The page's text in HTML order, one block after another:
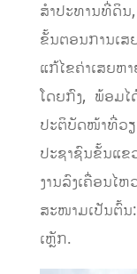
ສໍາປະທານທີ່ດິນ,
ຂັ້ນຕອນການເສ
ແກ້ໄຂຄ່າເສຍຫ
ໂດຍກົງ, ພ້ອມໄ
ປະຕິບັດໜ້າທີ່ວຽ
ປະຊາຊົນຂັ້ນແຂ
ງານລົງເຄື່ອນໄ
ສະໜາມເປັນຕົ້
ເຫຼັກ.